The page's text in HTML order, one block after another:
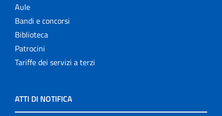
Aule
Bandi e concorsi
Biblioteca
Patrocini
Tariffe dei servizi a terzi
ATTI DI NOTIFICA